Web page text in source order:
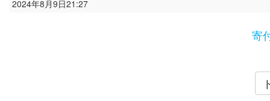
2024年8月9日21:27
寄